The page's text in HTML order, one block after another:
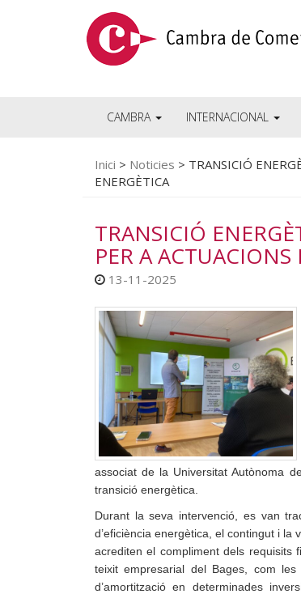
CAMBRA INTERNACIONAL
Inici > Noticies > TRANSICIÓ
ENERGÈTICA
TRANSICIÓ
PER A ACTUACIONS
13-11-2025
associat de la Universitat Autònoma
transició energètica.
Durant la seva intervenció, es van
d’eficiència energètica, el contingut i la
acrediten el compliment dels requisits
teixit empresarial del Bages, com
d’amortització en determinades